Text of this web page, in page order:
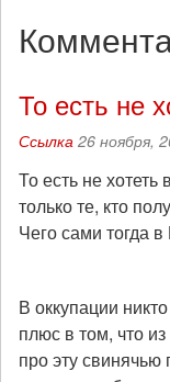
То есть не
Ссылка 26 ноября,
То есть не хотеть
только те, кто
Чего сами тогда
В оккупации
плюс в том, что
про эту